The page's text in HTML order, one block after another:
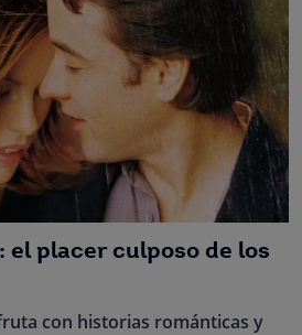
el placer culposo de los
con historias románticas y